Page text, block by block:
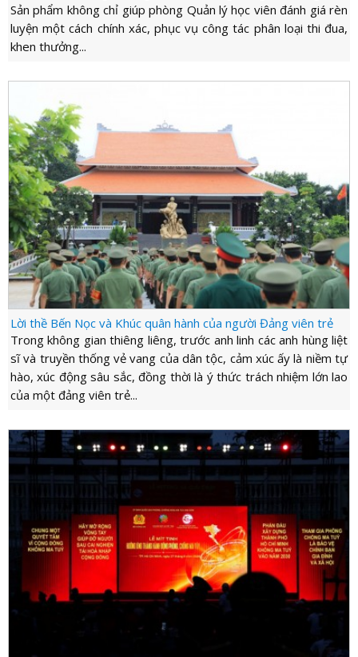
Sản phẩm không chỉ giúp phòng Quản lý học viên đánh giá rèn
luyện một cách chính xác, phục vụ công tác phân loại thi đua,
khen thưởng...
Lời thề Bến Nọc và Khúc quân hành của người Đảng viên trẻ
Trong không gian thiêng liêng, trước anh linh các anh hùng liệt
sĩ và truyền thống vẻ vang của dân tộc, cảm xúc ấy là niềm tự
hào, xúc động sâu sắc, đồng thời là ý thức trách nhiệm lớn lao
của một đảng viên trẻ...